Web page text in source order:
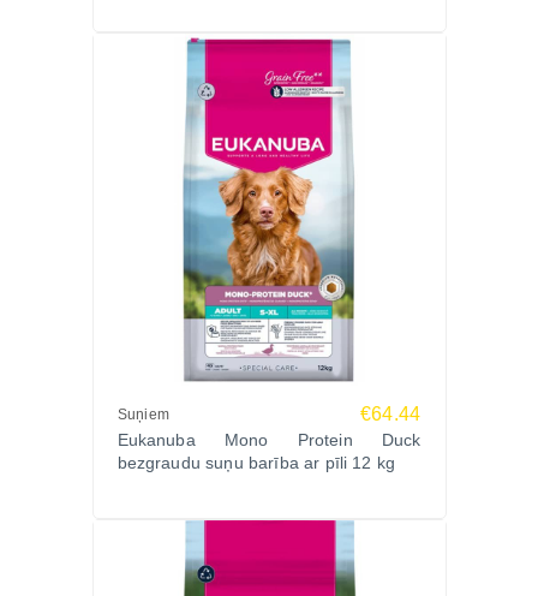
Eukanuba ir starptautiski atzīts zīmols, kas piedāvā
zinātniski izstrādātu uzturu suņiem dažādos dzīves
posmos, nodrošinot augstu kvalitāti un sabalansētu
uzturvielu sastāvu.
"Sunim ļoti patīk vistas garša, un spalva kļuvusi
"Labi panesams pat jutīgākam vēderam."
"Pamanāms enerģijas pieaugums un laba ķermeņa
Biežāk uzdotie jautājumi (FAQ)
Vai šī barība piemērota aktīviem suņiem?
ikdienas aktivitātes.
Satur FOS un biešu mīkstumu, kas palīdz uzturēt
Suņiem €64.44
Eukanuba Mono Protein Duck
bezgraudu suņu barība ar pīli 12 kg